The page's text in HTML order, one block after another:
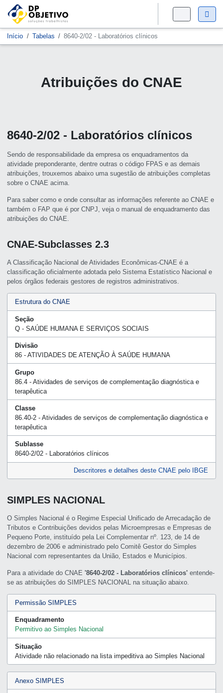
Início Tabelas 8640-2/02 - Laboratórios clínicos
Atribuições do CNAE
8640-2/02 - Laboratórios clínicos
Sendo de responsabilidade da empresa os enquadramentos da
atividade preponderante, dentre outras o código FPAS e as demais
atribuições, trouxemos abaixo uma sugestão de atribuições completas
sobre o CNAE acima.
Para saber como e onde consultar as informações referente ao CNAE e
também o FAP que é por CNPJ, veja o manual de enquadramento das
atribuições do CNAE.
CNAE-Subclasses 2.3
A Classificação Nacional de Atividades Econômicas-CNAE é a
classificação oficialmente adotada pelo Sistema Estatístico Nacional e
pelos órgãos federais gestores de registros administrativos.
Estrutura do CNAE
Seção
Q - SAÚDE HUMANA E SERVIÇOS SOCIAIS
Divisão
86 - ATIVIDADES DE ATENÇÃO À SAÚDE HUMANA
Grupo
86.4 - Atividades de serviços de complementação diagnóstica e
terapêutica
Classe
86.40-2 - Atividades de serviços de complementação diagnóstica e
terapêutica
Sublasse
8640-2/02 - Laboratórios clínicos
Descritores e detalhes deste CNAE pelo IBGE
SIMPLES NACIONAL
O Simples Nacional é o Regime Especial Unificado de Arrecadação de
Tributos e Contribuições devidos pelas Microempresas e Empresas de
Pequeno Porte, instituído pela Lei Complementar nº. 123, de 14 de
dezembro de 2006 e administrado pelo Comitê Gestor do Simples
Nacional com representantes da União, Estados e Municípios.
Para a atividade do CNAE'8640-2/02 - Laboratórios clínicos' entende-
se as atribuições do SIMPLES NACIONAL na situação abaixo.
Permissão SIMPLES
Enquadramento
Permitivo ao Simples Nacional
Situação
Atividade não relacionado na lista impeditiva ao Simples Nacional
Anexo SIMPLES